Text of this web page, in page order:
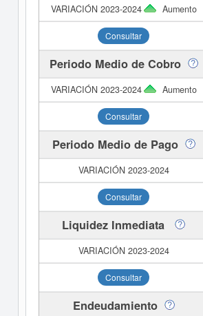
Aumento
Consultar
Periodo Medio de Cobro
Aumento
Consultar
Periodo Medio de Pago
Consultar
Liquidez Inmediata
Consultar
Endeudamiento